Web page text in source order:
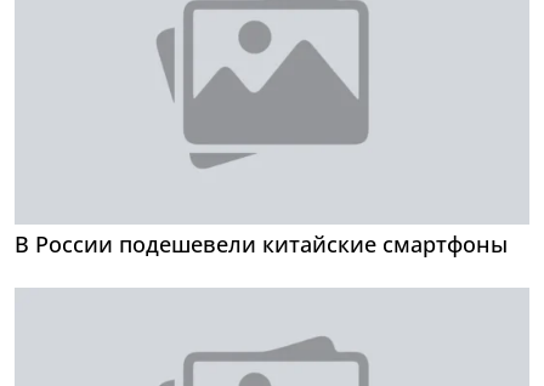
В России подешевели китайские смартфоны